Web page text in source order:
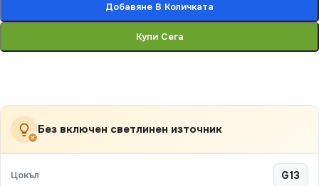
Добавяне В Количката
Купи Сега
×
Без включен светлинен източник
Цокъл G13